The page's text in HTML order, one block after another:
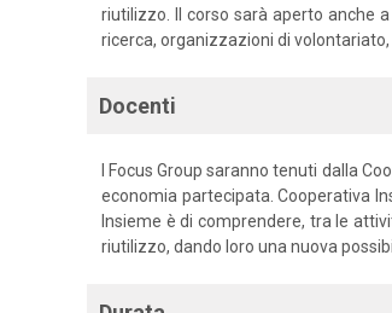
riutilizzo. Il corso sarà aperto anche
ricerca, organizzazioni di
Docenti
I Focus Group saranno tenuti dalla
economia partecipata. Cooperativa
Insieme è di comprendere, tra le
riutilizzo, dando loro una nuova